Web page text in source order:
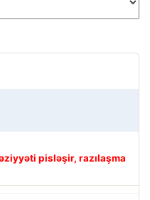
pisləşir, razılaşma